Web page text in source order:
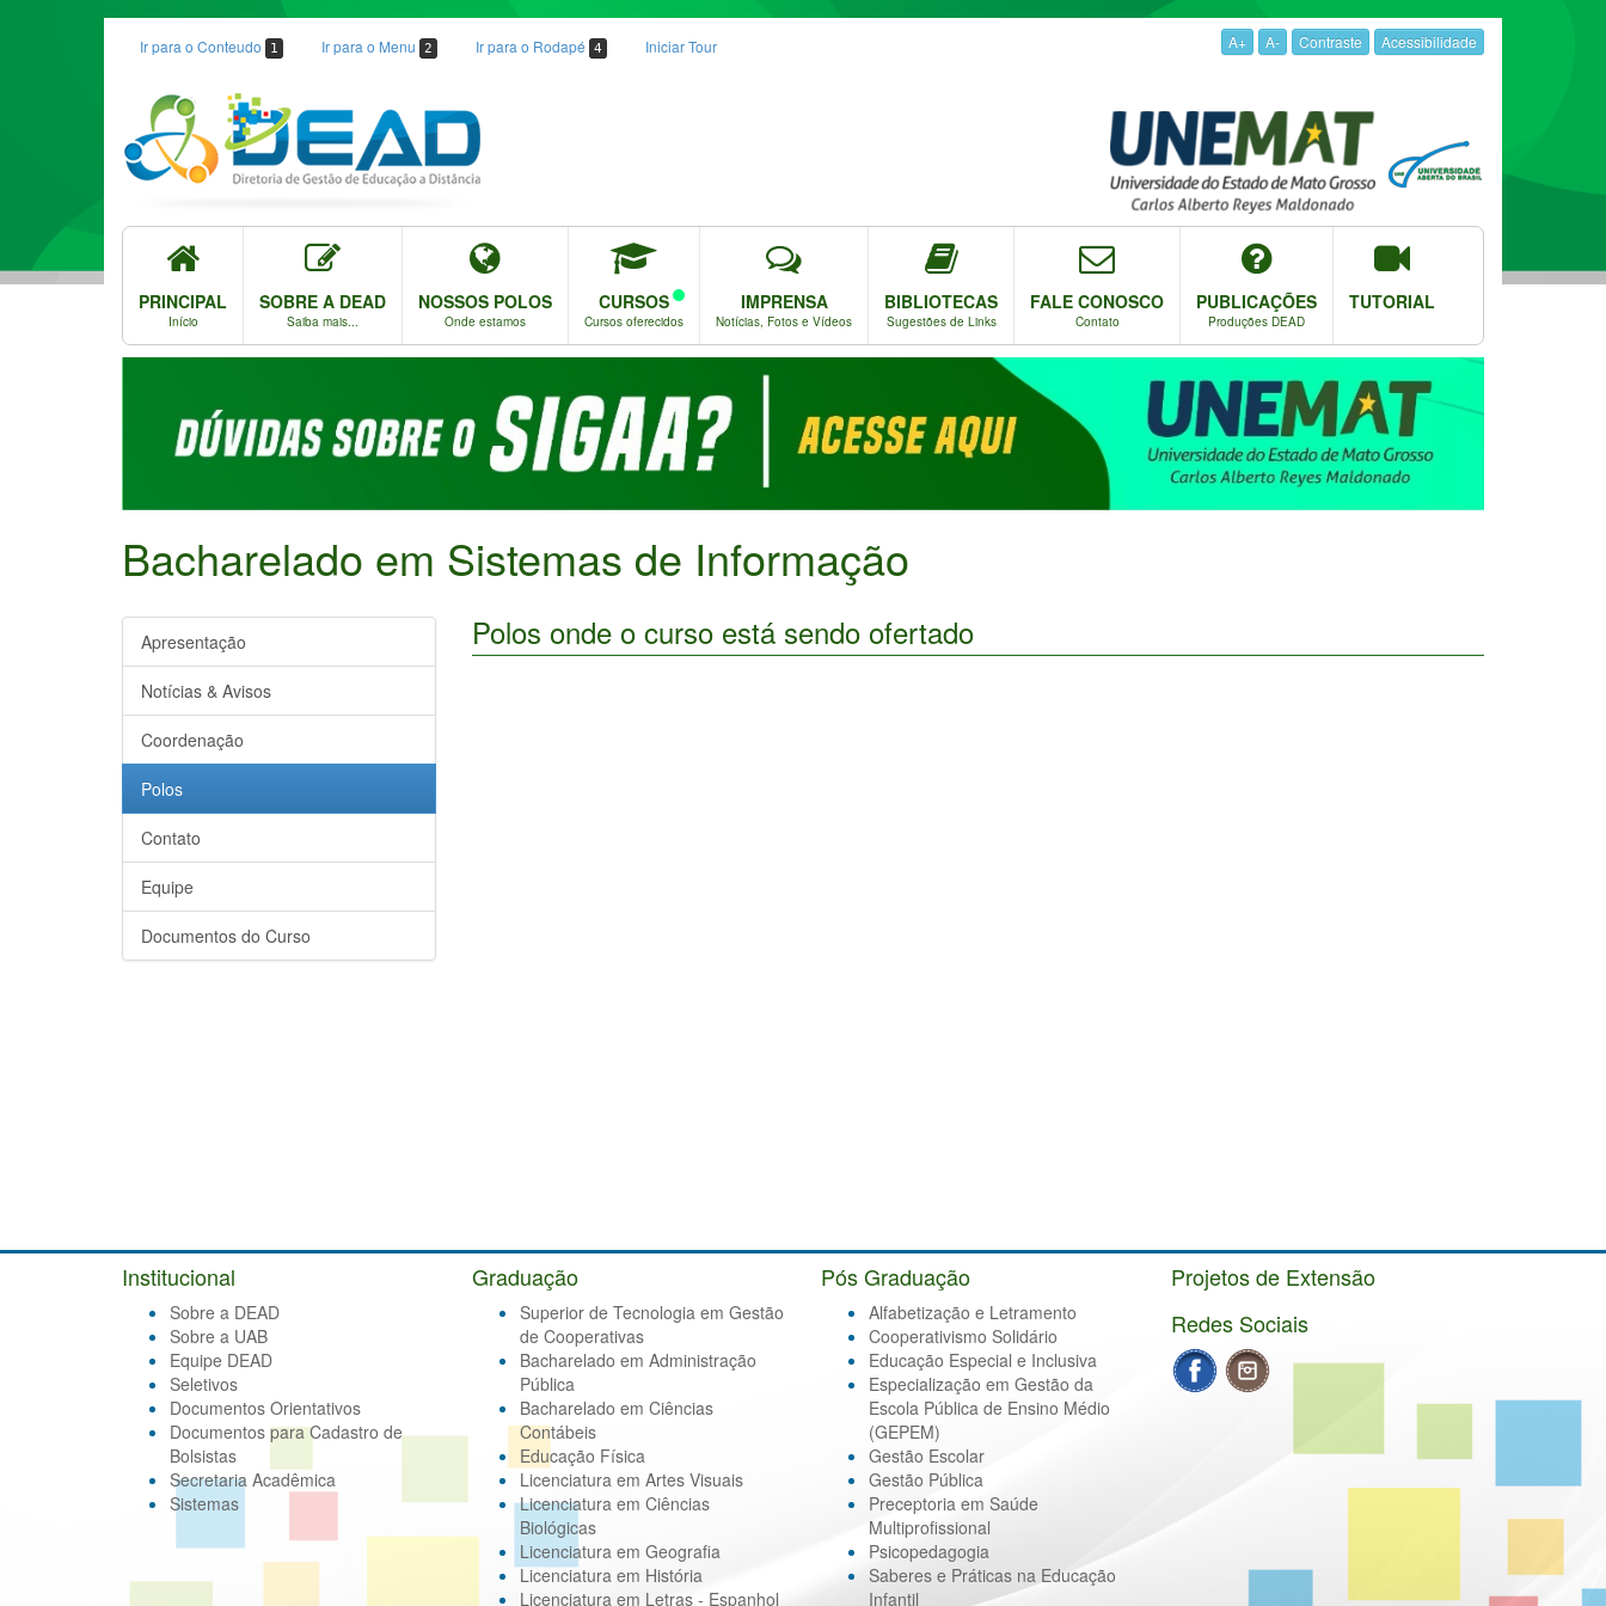
Ir para o Conteudo 1 Ir para o Menu 2 Ir para o Rodapé 4 Iniciar Tour A+ A- Contraste Acessibilidade
PRINCIPAL
Início
SOBRE A DEAD
Saiba mais...
NOSSOS POLOS
Onde estamos
CURSOS
Cursos oferecidos
IMPRENSA
Notícias, Fotos e Vídeos
BIBLIOTECAS
Sugestões de Links
FALE CONOSCO
Contato
PUBLICAÇÕES
Produções DEAD
TUTORIAL
Bacharelado em Sistemas de Informação
Apresentação
Notícias & Avisos
Coordenação
Polos
Contato
Equipe
Documentos do Curso
Polos onde o curso está sendo ofertado
Institucional
Sobre a DEAD
Sobre a UAB
Equipe DEAD
Seletivos
Documentos Orientativos
Documentos para Cadastro de
Bolsistas
Secretaria Acadêmica
Sistemas
Graduação
Superior de Tecnologia em Gestão
de Cooperativas
Bacharelado em Administração
Pública
Bacharelado em Ciências
Contábeis
Educação Física
Licenciatura em Artes Visuais
Licenciatura em Ciências
Biológicas
Licenciatura em Geografia
Licenciatura em História
Licenciatura em Letras - Espanhol
Pós Graduação
Alfabetização e Letramento
Cooperativismo Solidário
Educação Especial e Inclusiva
Especialização em Gestão da
Escola Pública de Ensino Médio
(GEPEM)
Gestão Escolar
Gestão Pública
Preceptoria em Saúde
Multiprofissional
Psicopedagogia
Saberes e Práticas na Educação
Infantil
Projetos de Extensão
Redes Sociais